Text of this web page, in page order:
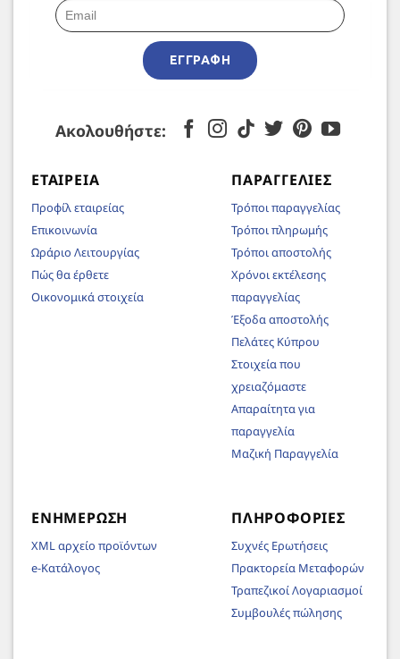
ΕΓΓΡΑΦΉ
Ακολουθήστε:
ΕΤΑΙΡΕΊΑ
Προφίλ εταιρείας
Επικοινωνία
Ωράριο Λειτουργίας
Πώς θα έρθετε
Οικονομικά στοιχεία
ΠΑΡΑΓΓΕΛΊΕΣ
Τρόποι παραγγελίας
Τρόποι πληρωμής
Τρόποι αποστολής
Χρόνοι εκτέλεσης
παραγγελίας
Έξοδα αποστολής
Πελάτες Κύπρου
Στοιχεία που
χρειαζόμαστε
Απαραίτητα για
παραγγελία
Μαζική Παραγγελία
ΕΝΗΜΈΡΩΣΗ
XML αρχείο προϊόντων
e-Κατάλογος
ΠΛΗΡΟΦΟΡΊΕΣ
Συχνές Ερωτήσεις
Πρακτορεία Μεταφορών
Τραπεζικοί Λογαριασμοί
Συμβουλές πώλησης